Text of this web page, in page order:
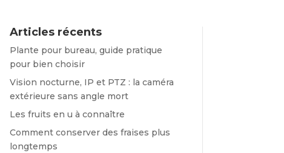
Articles récents
Plante pour bureau, guide pratique
pour bien choisir
Vision nocturne, IP et PTZ : la caméra
extérieure sans angle mort
Les fruits en u à connaître
Comment conserver des fraises plus
longtemps